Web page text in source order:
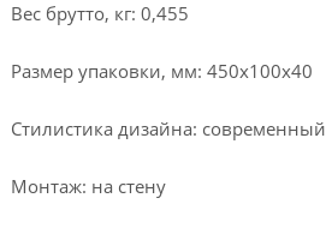
Вес брутто, кг: 0,455
Размер упаковки, мм: 450х100х40
Стилистика дизайна: современный
Монтаж: на стену